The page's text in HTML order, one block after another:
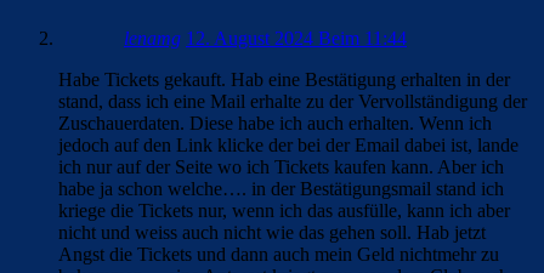
lenamg 12. August 2024 Beim 11:44
Habe Tickets gekauft. Hab eine Bestätigung erhalten in der
stand, dass ich eine Mail erhalte zu der Vervollständigung der
Zuschauerdaten. Diese habe ich auch erhalten. Wenn ich
jedoch auf den Link klicke der bei der Email dabei ist, lande
ich nur auf der Seite wo ich Tickets kaufen kann. Aber ich
habe ja schon welche…. in der Bestätigungsmail stand ich
kriege die Tickets nur, wenn ich das ausfülle, kann ich aber
nicht und weiss auch nicht wie das gehen soll. Hab jetzt
Angst die Tickets und dann auch mein Geld nichtmehr zu